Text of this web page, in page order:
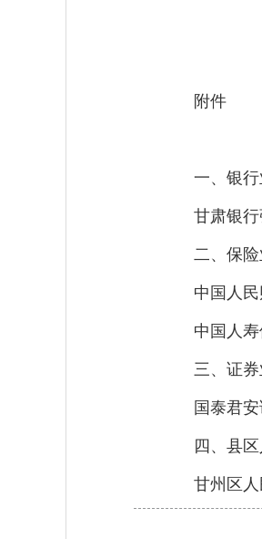
附件
一、银
甘肃银
二、保
中国人
中国人
三、证
国泰君
四、县
甘州区